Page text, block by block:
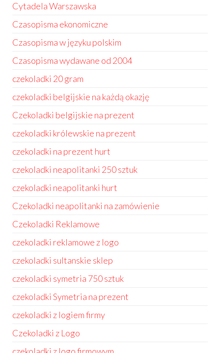
Cytadela Warszawska
Czasopisma ekonomiczne
Czasopisma w języku polskim
Czasopisma wydawane od 2004
czekoladki 20 gram
czekoladki belgijskie na każdą okazję
Czekoladki belgijskie na prezent
czekoladki królewskie na prezent
czekoladki na prezent hurt
czekoladki neapolitanki 250 sztuk
czekoladki neapolitanki hurt
Czekoladki neapolitanki na zamówienie
Czekoladki Reklamowe
czekoladki reklamowe z logo
czekoladki sultanskie sklep
czekoladki symetria 750 sztuk
czekoladki Symetria na prezent
czekoladki z logiem firmy
Czekoladki z Logo